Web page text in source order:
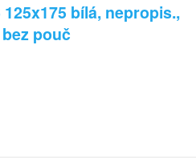
bílá, nepropis.,
pouč